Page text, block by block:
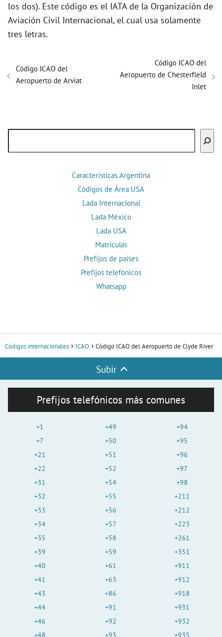
los dos). Este código es el IATA de la Organización de
Aviación Civil Internacional, el cual usa solamente
tres letras.
Código ICAO del
Aeropuerto de Arviat
Código ICAO del
Aeropuerto de Chesterfield
Inlet
Características Argentina
Códigos de Área USA
Lada Internacional
Lada México
Lada USA
Matrículas
Prefijos de países
Prefijos telefónicos
Whatsapp
Códigos internacionales ICAO Código ICAO del Aeropuerto de Clyde River
Subir
Prefijos telefónicos más comunes
+1
+7
+21
+22
+31
+32
+33
+34
+35
+39
+40
+41
+43
+44
+46
+48
+49
+50
+51
+52
+54
+55
+56
+57
+58
+59
+61
+63
+86
+91
+92
+93
+94
+95
+96
+97
+98
+211
+212
+223
+261
+351
+911
+912
+918
+931
+932
+935